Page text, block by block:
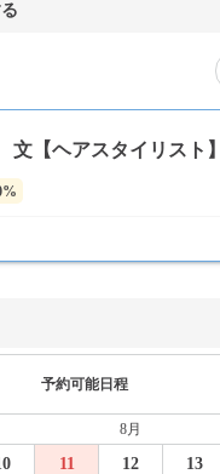
【ヘアスタイリスト】
予約可能日程
8月
11 12 13